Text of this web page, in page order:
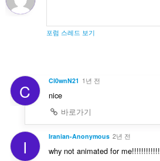
포럼 스레드 보기
C Cl0wnN21 1년 전
nice
바로가기
I Iranian-Anonymous 2년 전
why not animated for me!!!!!!!!!!!!